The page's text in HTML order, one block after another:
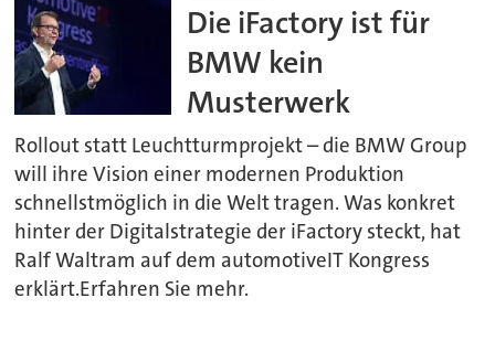
Die iFactory ist für
BMW kein
Musterwerk
Rollout statt Leuchtturmprojekt – die BMW Group
will ihre Vision einer modernen Produktion
schnellstmöglich in die Welt tragen. Was konkret
hinter der Digitalstrategie der iFactory steckt, hat
Ralf Waltram auf dem automotiveIT Kongress
erklärt.Erfahren Sie mehr.